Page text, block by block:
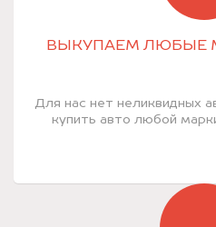
ВЫКУПАЕМ ЛЮБЫЕ
Для нас нет неликвидных
купить авто любой